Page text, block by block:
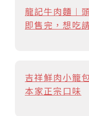
龍記牛肉麵︱
即售完，想吃
吉祥鮮肉小籠
本家正宗口味